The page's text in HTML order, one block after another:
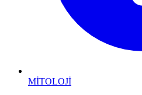
MİTOLOJİ